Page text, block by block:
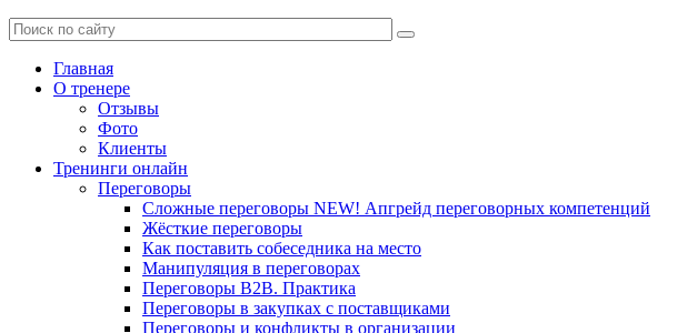
Главная
О тренере
Отзывы
Фото
Клиенты
Тренинги онлайн
Переговоры
Сложные переговоры NEW! Апгрейд переговорных компетенций
Жёсткие переговоры
Как поставить собеседника на место
Манипуляция в переговорах
Переговоры B2B. Практика
Переговоры в закупках с поставщиками
Переговоры и конфликты в организации